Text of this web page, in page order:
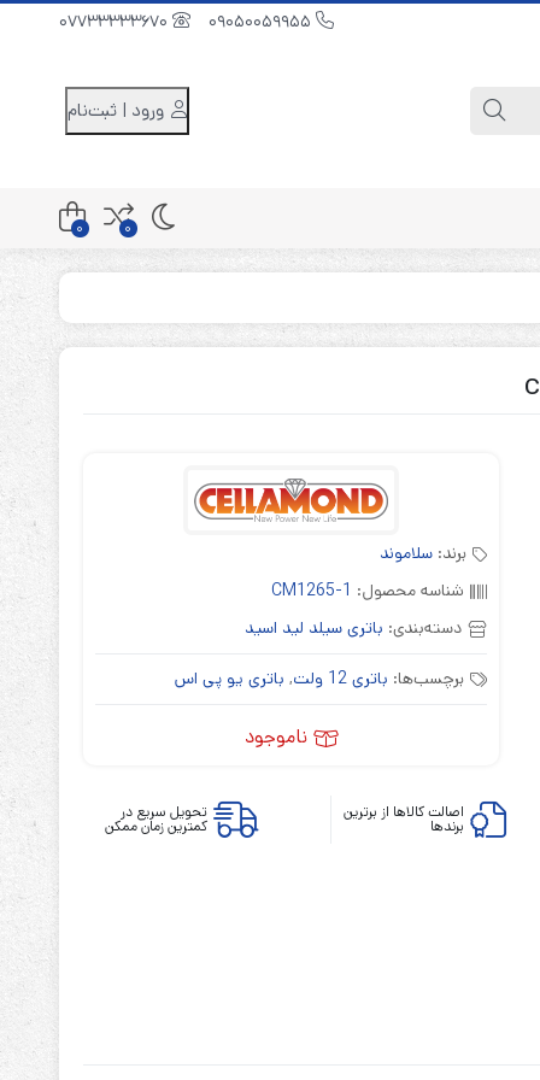
ورود | ثبت‌نام
کابینت باتری 48 ولت
کابینت باتری 96 ولت
0
0
برند: سلاموند
شناسه محصول: CM1265-1
دسته‌بندی: باتری سیلد لید اسید
برچسب‌ها: باتری 12 ولت , باتری یو پی اس
ناموجود
اصالت کالاها از برترین
برندها
تحویل سریع در
کمترین زمان ممکن